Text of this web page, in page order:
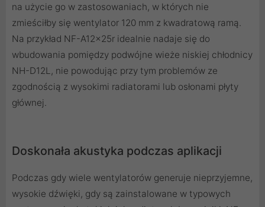
na użycie go w zastosowaniach, w których nie
zmieściłby się wentylator 120 mm z kwadratową ramą.
Na przykład NF-A12x25r idealnie nadaje się do
wbudowania pomiędzy podwójne wieże niskiej chłodnicy
NH-D12L, nie powodując przy tym problemów ze
zgodnością z wysokimi radiatorami lub osłonami płyty
głównej.
Doskonała akustyka podczas aplikacji
Podczas gdy wiele wentylatorów generuje nieprzyjemne,
wysokie dźwięki, gdy są zainstalowane w typowych